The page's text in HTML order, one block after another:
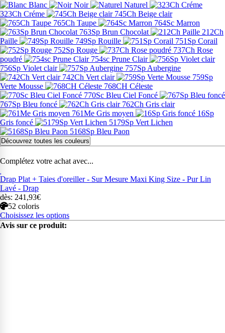
Blanc Noir
Naturel
323Ch Créme
745Ch Beige clair
765Ch Taupe
764Sc Marron
763Sp Brun Chocolat
212Ch
Paille
749Sp Rouille
751Sp Corail
752Sp Rouge
737Ch Rose
poudré
754sc Prune Clair
756Sp Violet clair
757Sp Aubergine
742Ch Vert clair
759Sp
Verte Mousse
768CH Céleste
770Sc Bleu Ciel Foncé
767Sp Bleu foncé
762Ch Gris clair
761Me Gris moyen
16Sp
Gris foncé
5179Sp Vert Lichen
5168Sp Bleu Paon
Découvrez toutes les couleurs
Complétez votre achat avec...
Drap Plat + Taies d'oreiller - Sur Mesure Maxi King Size - Pur Lin
Lavé - Drap
dès: 241,93€
52 coloris
Choisissez les options
Avis sur ce produit: